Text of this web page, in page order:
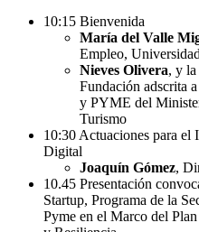
10:15 Bienvenida
María del Valle
Empleo,
Nieves Olivera, y
Fundación adscrita
y PYME del
Turismo
10:30 Actuaciones para el
Digital
Joaquín Gómez,
10.45 Presentación
Startup, Programa de la
Pyme en el Marco del